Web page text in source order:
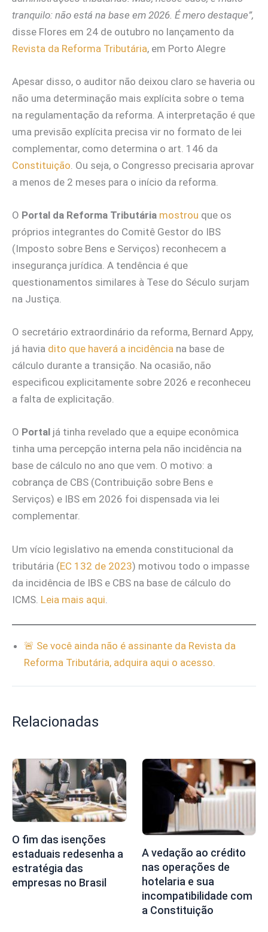
tranquilo: não está na base em 2026. É mero destaque”,
disse Flores em 24 de outubro no lançamento da
Revista da Reforma Tributária, em Porto Alegre
Apesar disso, o auditor não deixou claro se haveria ou
não uma determinação mais explícita sobre o tema
na regulamentação da reforma. A interpretação é que
uma previsão explícita precisa vir no formato de lei
complementar, como determina o art. 146 da
Constituição . Ou seja, o Congresso precisaria aprovar
a menos de 2 meses para o início da reforma.
O Portal da Reforma Tributária mostrou que os
próprios integrantes do Comitê Gestor do IBS
(Imposto sobre Bens e Serviços) reconhecem a
insegurança jurídica. A tendência é que
questionamentos similares à Tese do Século surjam
na Justiça.
O secretário extraordinário da reforma, Bernard Appy,
já havia dito que haverá a incidência na base de
cálculo durante a transição. Na ocasião, não
especificou explicitamente sobre 2026 e reconheceu
a falta de explicitação.
O Portal já tinha revelado que a equipe econômica
tinha uma percepção interna pela não incidência na
base de cálculo no ano que vem. O motivo: a
cobrança de CBS (Contribuição sobre Bens e
Serviços) e IBS em 2026 foi dispensada via lei
complementar.
Um vício legislativo na emenda constitucional da
tributária (EC 132 de 2023) motivou todo o impasse
da incidência de IBS e CBS na base de cálculo do
ICMS. Leia mais aqui
🚨 Se você ainda não é assinante da Revista da
Reforma Tributária, adquira aqui o acesso
Relacionadas
O fim das isenções
estaduais redesenha a
estratégia das
empresas no Brasil
A vedação ao crédito
nas operações de
hotelaria e sua
incompatibilidade com
a Constituição